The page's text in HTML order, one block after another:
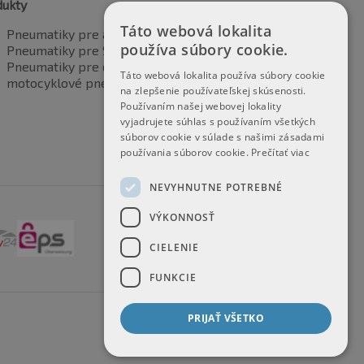
Pneumatiky pre automobily
Pneumatiky pre SUV / 4x4
Pneumatiky pre dodávku
motocyklové pneumatiky
Táto webová lokalita
používa súbory cookie.
Táto webová lokalita používa súbory cookie
na zlepšenie používateľskej skúsenosti.
Používaním našej webovej lokality
vyjadrujete súhlas s používaním všetkých
súborov cookie v súlade s našimi zásadami
používania súborov cookie. Prečítať viac
NEVYHNUTNE POTREBNÉ
VÝKONNOSŤ
CIELENIE
FUNKCIE
PRIJAŤ VŠETKO